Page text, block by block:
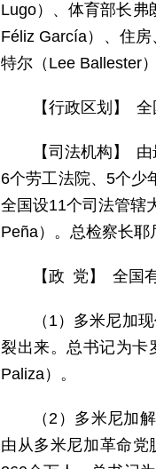
Lugo）、体育部长弗
Féliz García）、住
特尔（Lee Ballester）
【行政区划】
【司法机构】
6个劳工法院、5个少
全国设11个司法管辖
Peña）。总检察长耶
【政 党】 全国
（1）多米尼加
裂出来。总书记为卡
Paliza）。
（2）多米尼加
由从多米尼加革命党